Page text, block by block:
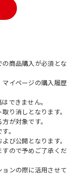
商品購入が必須とな
マイページの購入履歴
できません。
り消しとなります。
が対象です。
。
び公開となります。
ので予めご了承くだ
ンの際に活用させて